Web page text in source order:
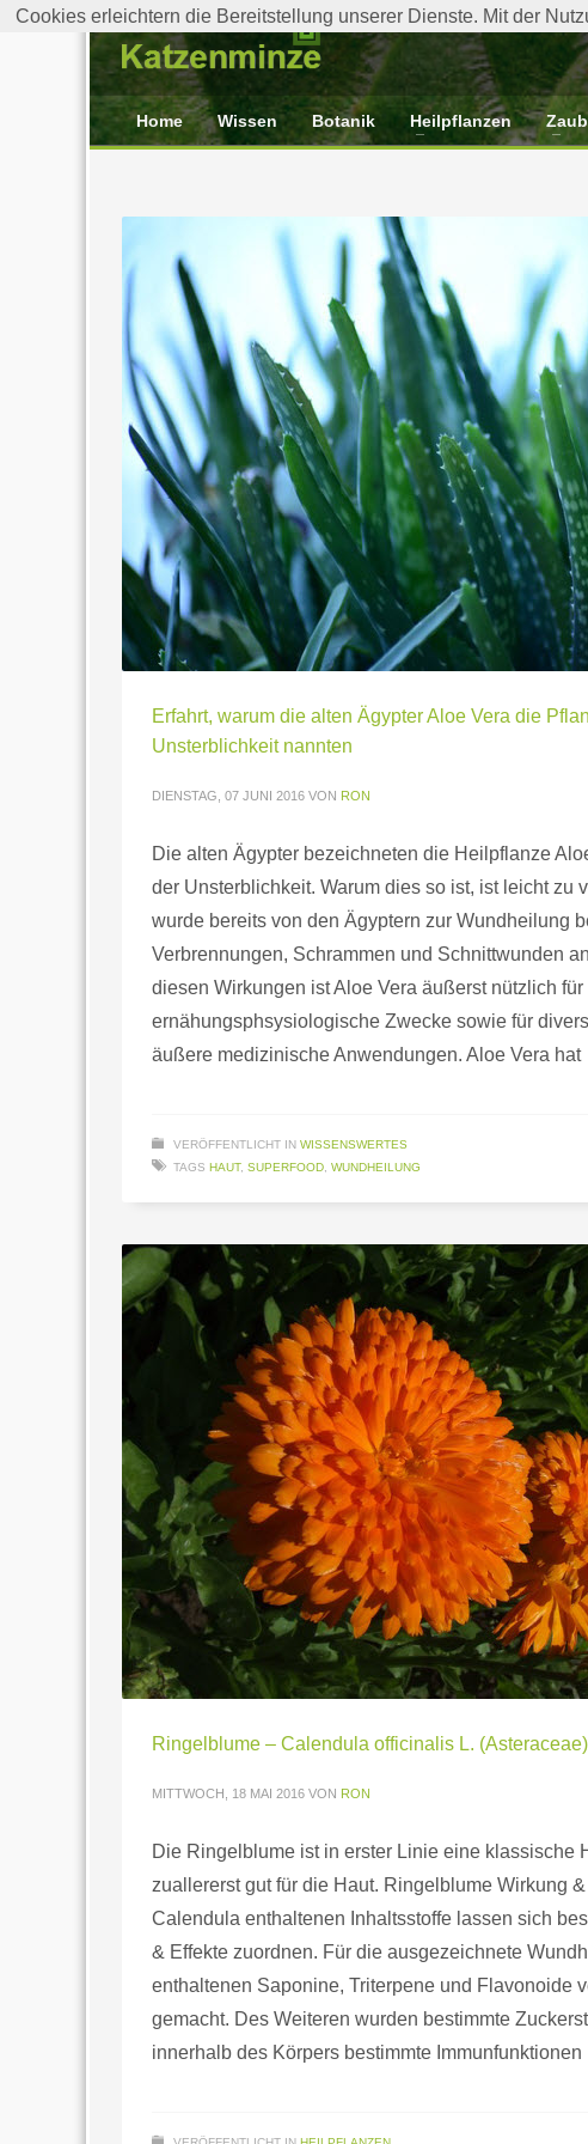
Home Wissen Botanik Heilpflanzen
Erfahrt, warum die alten Ägypter Aloe Vera die
Unsterblichkeit nannten
DIENSTAG, 07 JUNI 2016 VON RON
Die alten Ägypter bezeichneten die Heilpflanze
der Unsterblichkeit. Warum dies so ist, ist leicht zu
wurde bereits von den Ägyptern zur Wundheilung
Verbrennungen, Schrammen und Schnittwunden
diesen Wirkungen ist Aloe Vera äußerst nützlich für
ernähungsphsysiologische Zwecke sowie für
äußere medizinische Anwendungen. Aloe Vera hat
VERÖFFENTLICHT IN WISSENSWERTES
TAGS HAUT, SUPERFOOD WUNDHEILUNG
Ringelblume – Calendula officinalis L. (Asteraceae)
MITTWOCH, 18 MAI 2016 VON RON
Die Ringelblume ist in erster Linie eine klassische
zuallererst gut für die Haut. Ringelblume Wirkung
Calendula enthaltenen Inhaltsstoffe lassen sich
& Effekte zuordnen. Für die ausgezeichnete
enthaltenen Saponine, Triterpene und Flavonoide
gemacht. Des Weiteren wurden bestimmte
innerhalb des Körpers bestimmte Immunfunktionen
Cookies erleichtern die Bereitstellung unserer Dienste. Mit der